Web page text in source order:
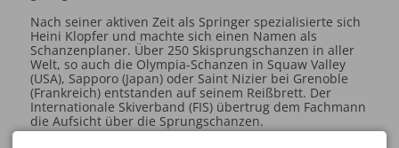
Nach seiner aktiven Zeit als Springer spezialisierte sich
Heini Klopfer und machte sich einen Namen als
Schanzenplaner. Über 250 Skisprungschanzen in aller
Welt, so auch die Olympia-Schanzen in Squaw Valley
(USA), Sapporo (Japan) oder Saint Nizier bei Grenoble
(Frankreich) entstanden auf seinem Reißbrett. Der
Internationale Skiverband (FIS) übertrug dem Fachmann
die Aufsicht über die Sprungschanzen.